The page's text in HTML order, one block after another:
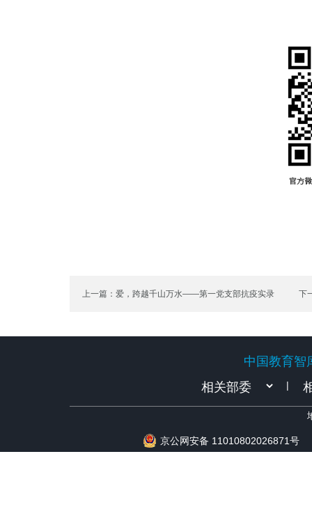
上一篇：爱，跨越千山万水——第一党支部抗疫实录
下
中国教育智
|
京公网安备 11010802026871号